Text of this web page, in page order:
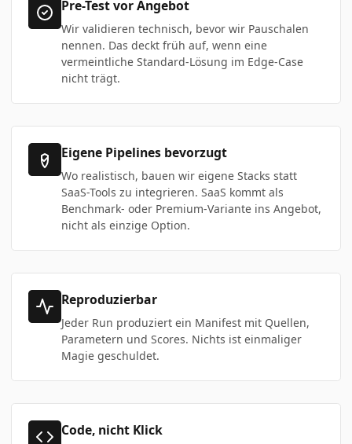
Pre-Test vor Angebot
Wir validieren technisch, bevor wir Pauschalen
nennen. Das deckt früh auf, wenn eine
vermeintliche Standard-Lösung im Edge-Case
nicht trägt.
Eigene Pipelines bevorzugt
Wo realistisch, bauen wir eigene Stacks statt
SaaS-Tools zu integrieren. SaaS kommt als
Benchmark- oder Premium-Variante ins Angebot,
nicht als einzige Option.
Reproduzierbar
Jeder Run produziert ein Manifest mit Quellen,
Parametern und Scores. Nichts ist einmaliger
Magie geschuldet.
Code, nicht Klick